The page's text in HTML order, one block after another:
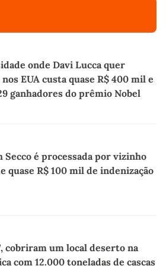
onde Davi Lucca quer
EUA custa quase R$ 400 mil e
ganhadores do prêmio Nobel
Secco é processada por vizinho
quase R$ 100 mil de indenização
cobriram um local deserto na
com 12.000 toneladas de cascas